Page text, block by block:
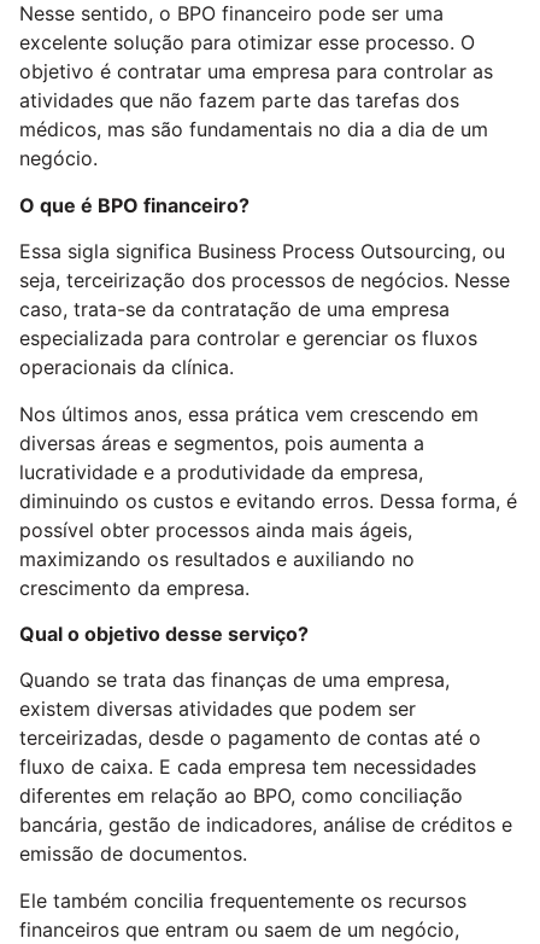
Nesse sentido, o BPO financeiro pode ser uma
excelente solução para otimizar esse processo. O
objetivo é contratar uma empresa para controlar as
atividades que não fazem parte das tarefas dos
médicos, mas são fundamentais no dia a dia de um
negócio.
O que é BPO financeiro?
Essa sigla significa Business Process Outsourcing, ou
seja, terceirização dos processos de negócios. Nesse
caso, trata-se da contratação de uma empresa
especializada para controlar e gerenciar os fluxos
operacionais da clínica.
Nos últimos anos, essa prática vem crescendo em
diversas áreas e segmentos, pois aumenta a
lucratividade e a produtividade da empresa,
diminuindo os custos e evitando erros. Dessa forma, é
possível obter processos ainda mais ágeis,
maximizando os resultados e auxiliando no
crescimento da empresa.
Qual o objetivo desse serviço?
Quando se trata das finanças de uma empresa,
existem diversas atividades que podem ser
terceirizadas, desde o pagamento de contas até o
fluxo de caixa. E cada empresa tem necessidades
diferentes em relação ao BPO, como conciliação
bancária, gestão de indicadores, análise de créditos e
emissão de documentos.
Ele também concilia frequentemente os recursos
financeiros que entram ou saem de um negócio,